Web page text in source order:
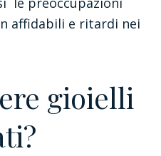
affidabili e ritardi nei
gioielli